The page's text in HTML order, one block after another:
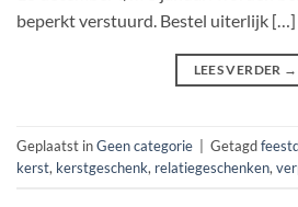
beperkt verstuurd. Bestel uiterlijk […]
LEES VERDER →
Geplaatst inGeen categorie Getagd
kerst, kerstgeschenk, relatiegeschenken,